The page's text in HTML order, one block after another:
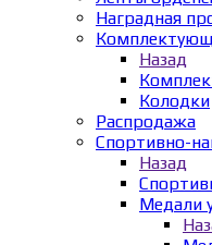
Наградная
Назад
Колодки
Распродажа
Спортивно-
Назад
Медали